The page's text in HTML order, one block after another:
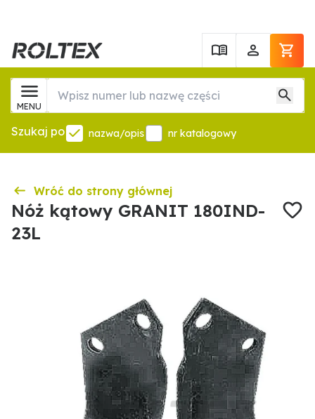
MENU
Szukaj po nazwa/opis nr katalogowy
Wróć do strony głównej
Nóż kątowy GRANIT 180IND-
23L